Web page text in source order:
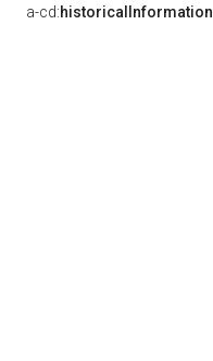
a-cd:historicalInformation